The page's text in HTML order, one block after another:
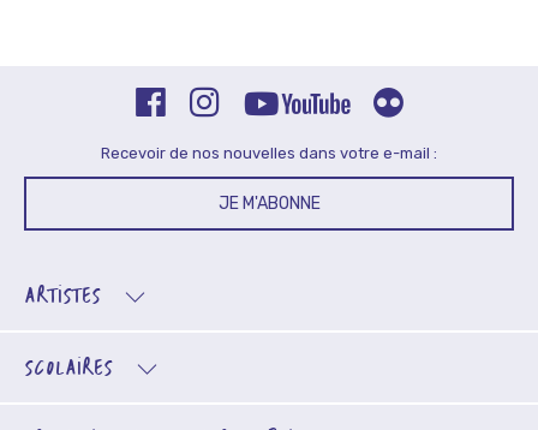
Recevoir de nos nouvelles dans votre e-mail :
JE M'ABONNE
ARTISTES
SCOLAIRES